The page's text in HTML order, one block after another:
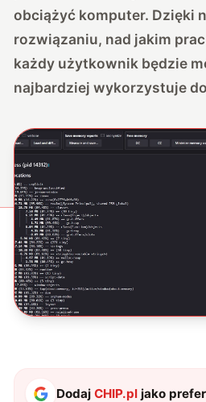
obciążyć komputer. Dzięki
rozwiązaniu, nad jakim
każdy użytkownik będzie
najbardziej wykorzystuje
DodajCHIP.pl jako